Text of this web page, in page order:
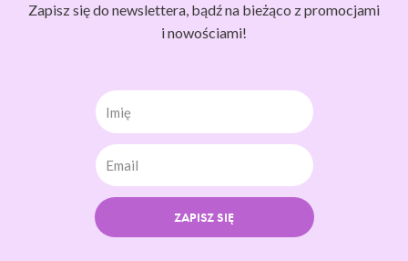
Zapisz się do newslettera, bądź na bieżąco z promocjami
i nowościami!
Imię
ZAPISZ SIĘ